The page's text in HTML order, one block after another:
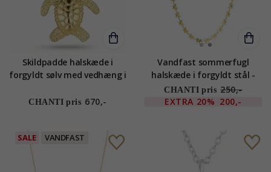
Skildpadde halskæde i
forgyldt sølv med vedhæng i
CHANTI pris 670,-
Vandfast sommerfugl
halskæde i forgyldt stål -
OCEANA
CHANTI pris 250,-
EXTRA 20% 200,-
SALE VANDFAST